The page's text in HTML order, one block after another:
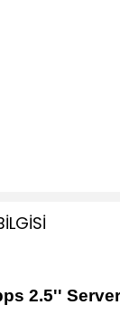
2.5''